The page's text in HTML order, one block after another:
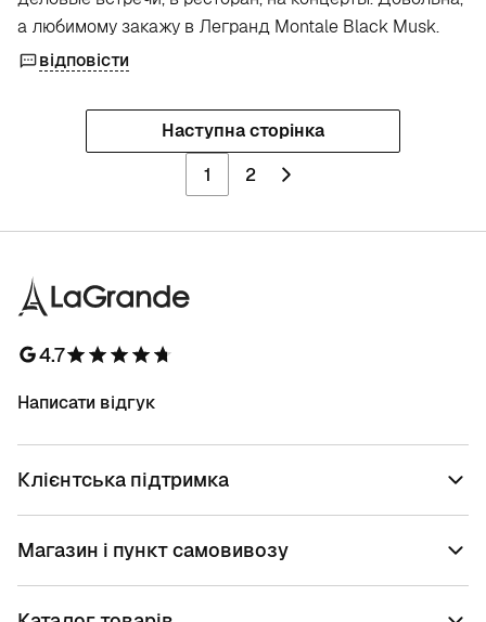
а любимому закажу в Легранд Montale Black Musk.
відповісти
Наступна сторінка
1
2
4.7
Написати відгук
Клієнтська підтримка
Магазин і пункт самовивозу